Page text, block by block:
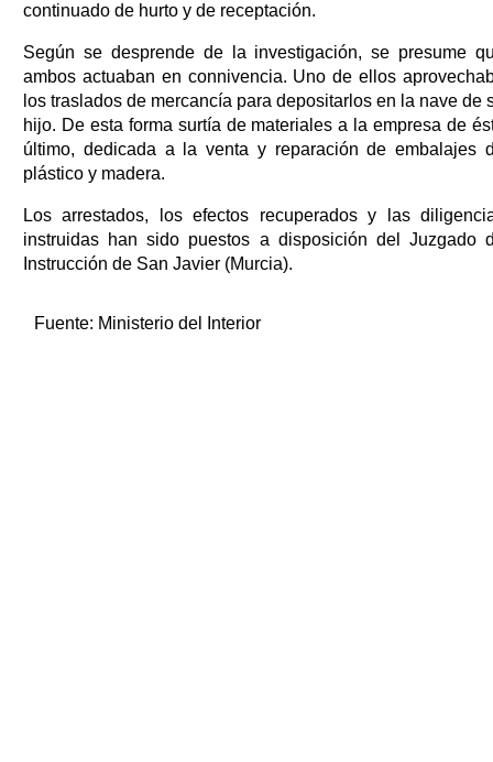
continuado de hurto y de receptación.
Según se desprende de la investigación, se presume
ambos actuaban en connivencia. Uno de ellos
los traslados de mercancía para depositarlos en la nave de
hijo. De esta forma surtía de materiales a la empresa de
último, dedicada a la venta y reparación de embalajes
plástico y madera.
Los arrestados, los efectos recuperados y las
instruidas han sido puestos a disposición del Juzgado
Instrucción de San Javier (Murcia).
Fuente: Ministerio del Interior